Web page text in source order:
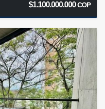
$1.100.000.000COP